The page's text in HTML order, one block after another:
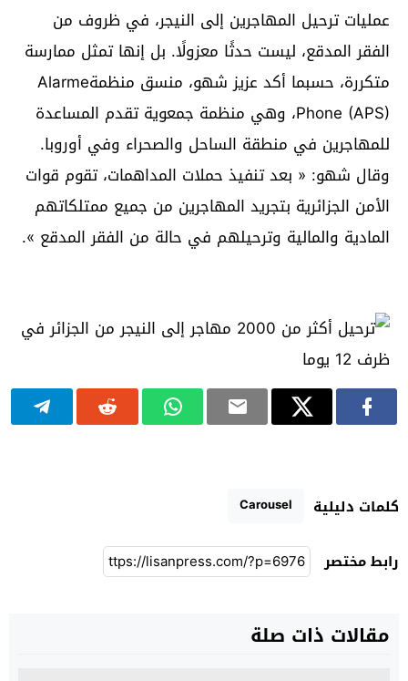
عمليات ترحيل المهاجرين إلى النيجر، في ظروف من
الفقر المدقع، ليست حدثًا معزولًا. بل إنها تمثل ممارسة
متكررة، حسبما أكد عزيز شهو، منسق منظمةAlarme
Phone (APS)، وهي منظمة جمعوية تقدم المساعدة
للمهاجرين في منطقة الساحل والصحراء وفي أوروبا.
وقال شهو: « بعد تنفيذ حملات المداهمات، تقوم قوات
الأمن الجزائرية بتجريد المهاجرين من جميع ممتلكاتهم
المادية والمالية وترحيلهم في حالة من الفقر المدقع ».
كلمات دليلية Carousel
رابط مختصر
مقالات ذات صلة